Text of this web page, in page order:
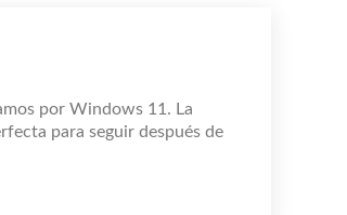
por Windows 11. La
para seguir después de